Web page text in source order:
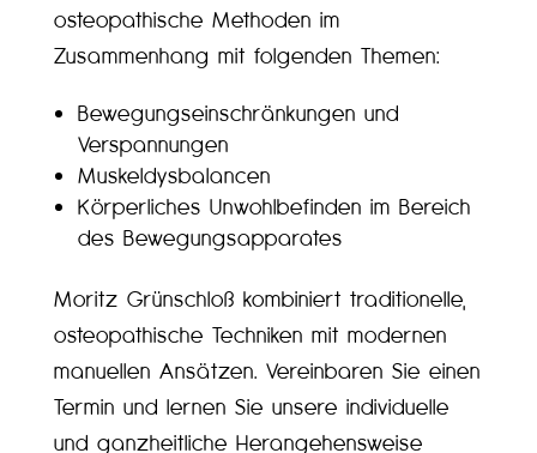
osteopathische Methoden im
Zusammenhang mit folgenden Themen:
Bewegungseinschränkungen und
Verspannungen
Muskeldysbalancen
Körperliches Unwohlbefinden im Bereich
des Bewegungsapparates
Moritz Grünschloß kombiniert traditionelle,
osteopathische Techniken mit modernen
manuellen Ansätzen. Vereinbaren Sie einen
Termin und lernen Sie unsere individuelle
und ganzheitliche Herangehensweise